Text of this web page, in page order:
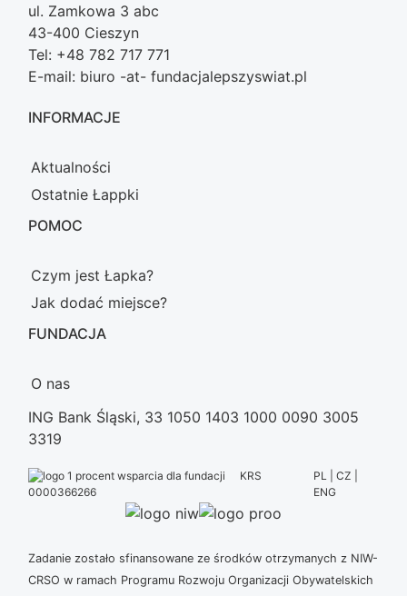
ul. Zamkowa 3 abc
43-400 Cieszyn
Tel: +48 782 717 771
E-mail: biuro -at- fundacjalepszyswiat.pl
INFORMACJE
Aktualności
Ostatnie Łappki
POMOC
Czym jest Łapka?
Jak dodać miejsce?
FUNDACJA
O nas
ING Bank Śląski, 33 1050 1403 1000 0090 3005
3319
KRS
0000366266
PL | CZ |
ENG
Zadanie zostało sfinansowane ze środków otrzymanych z NIW-
CRSO w ramach Programu Rozwoju Organizacji Obywatelskich